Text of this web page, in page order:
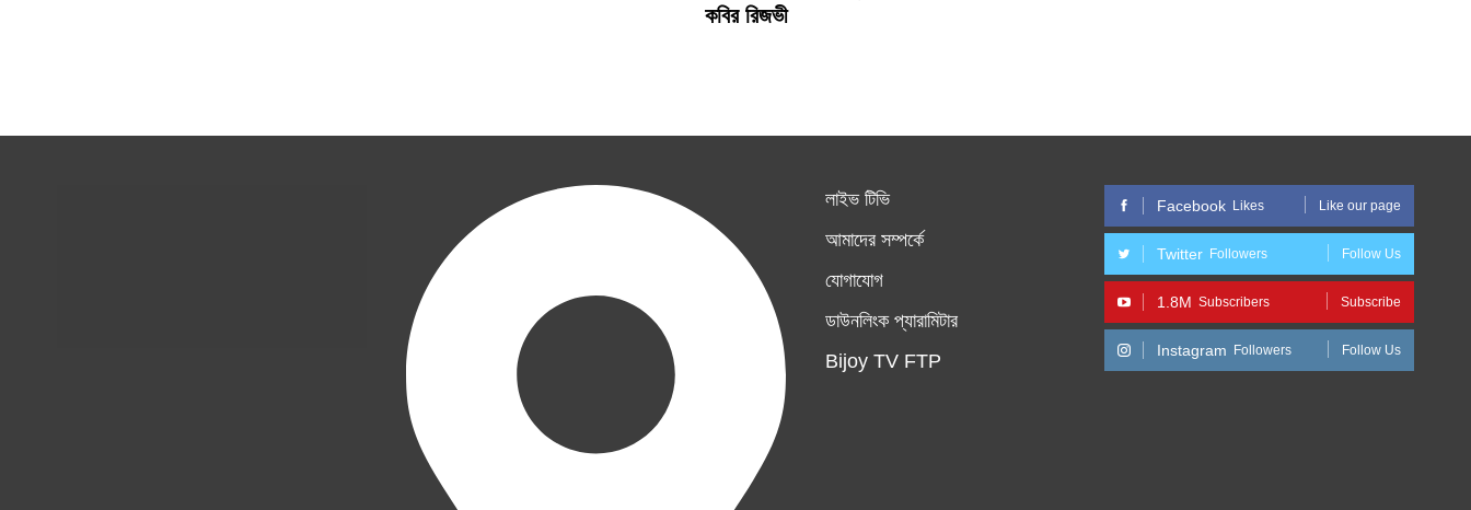
কবির রিজভী
লাইভ টিভি
আমাদের সম্পর্কে
যোগাযোগ
ডাউনলিংক প্যারামিটার
Bijoy TV FTP
Facebook Likes Like our page
Twitter Followers Follow Us
1.8M Subscribers Subscribe
Instagram Followers Follow Us